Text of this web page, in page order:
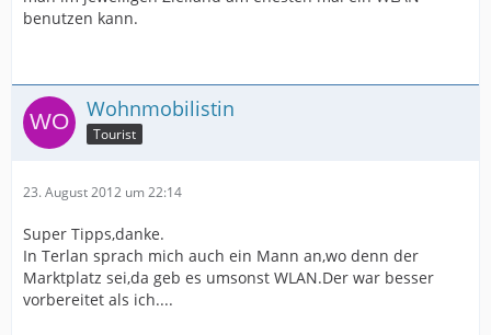
benutzen kann.
Wohnmobilistin
Tourist
23. August 2012 um 22:14
Super Tipps,danke.
In Terlan sprach mich auch ein Mann an,wo denn der
Marktplatz sei,da geb es umsonst WLAN.Der war besser
vorbereitet als ich....